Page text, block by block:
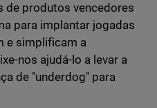
de produtos vencedores
para implantar jogadas
e simplificam a
nos ajudá-lo a levar a
de "underdog" para